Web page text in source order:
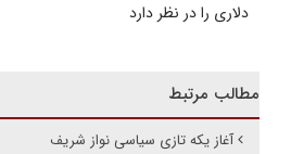
دلاری را در نظر دارد
مطالب مرتبط
آغاز یکه تازی سیاسی نواز شریف